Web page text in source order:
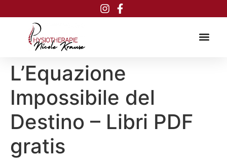
L’Equazione
Impossibile del
Destino – Libri PDF
gratis